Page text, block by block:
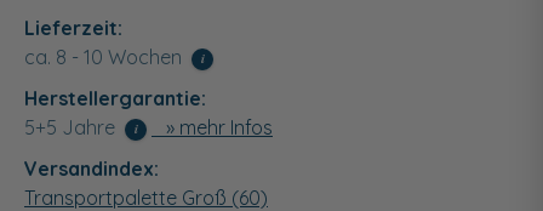
Lieferzeit:
ca. 8 - 10 Wochen
i
Herstellergarantie:
5+5 Jahre
i
» mehr Infos
Versandindex:
Transportpalette Groß (60)